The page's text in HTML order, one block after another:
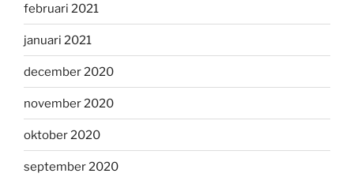
februari 2021
januari 2021
december 2020
november 2020
oktober 2020
september 2020